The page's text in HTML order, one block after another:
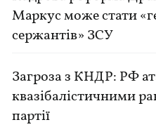
Маркус може стати
сержантів» ЗСУ
Загроза з КНДР: РФ
квазібалістичними
партії